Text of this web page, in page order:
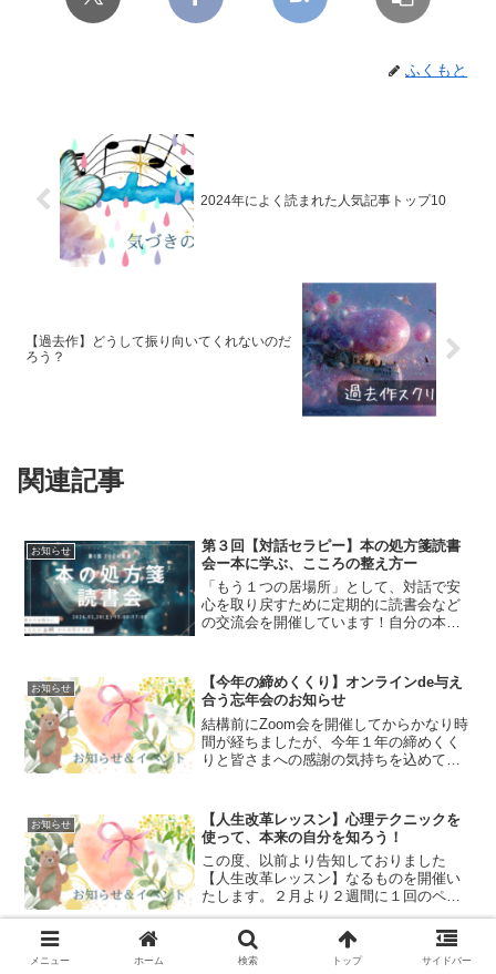
ふくもと
2024年によく読まれた人気記事トップ10
【過去作】どうして振り向いてくれないのだ
ろう？
関連記事
お知らせ
第３回【対話セラピー】本の処方箋読書
会ー本に学ぶ、こころの整え方ー
「もう１つの居場所」として、対話で安
心を取り戻すために定期的に読書会など
の交流会を開催しています！自分の本棚
の入り口さんのオープンダイアローグ勉
強会に参加しているため、...
お知らせ
【今年の締めくくり】オンラインde与え
合う忘年会のお知らせ
結構前にZoom会を開催してからかなり時
間が経ちましたが、今年１年の締めくく
りと皆さまへの感謝の気持ちを込めて
で参加費：無料申込締切：開催時間直前
まで申込...
お知らせ
【人生改革レッスン】心理テクニックを
使って、本来の自分を知ろう！
この度、以前より告知しておりました
【人生改革レッスン】なるものを開催い
たします。２月より２週間に１回のペー
スで行おうかと考えております。毎回
Zoomでの開催で、１時間に２個以上の心
理テクニックや大嶋信頼先生のメソッド
を使って、「本来の自分」...
お知らせ
前回読書会の感想とレコメンド本の紹介
メニュー ホーム 検索 トップ サイドバー